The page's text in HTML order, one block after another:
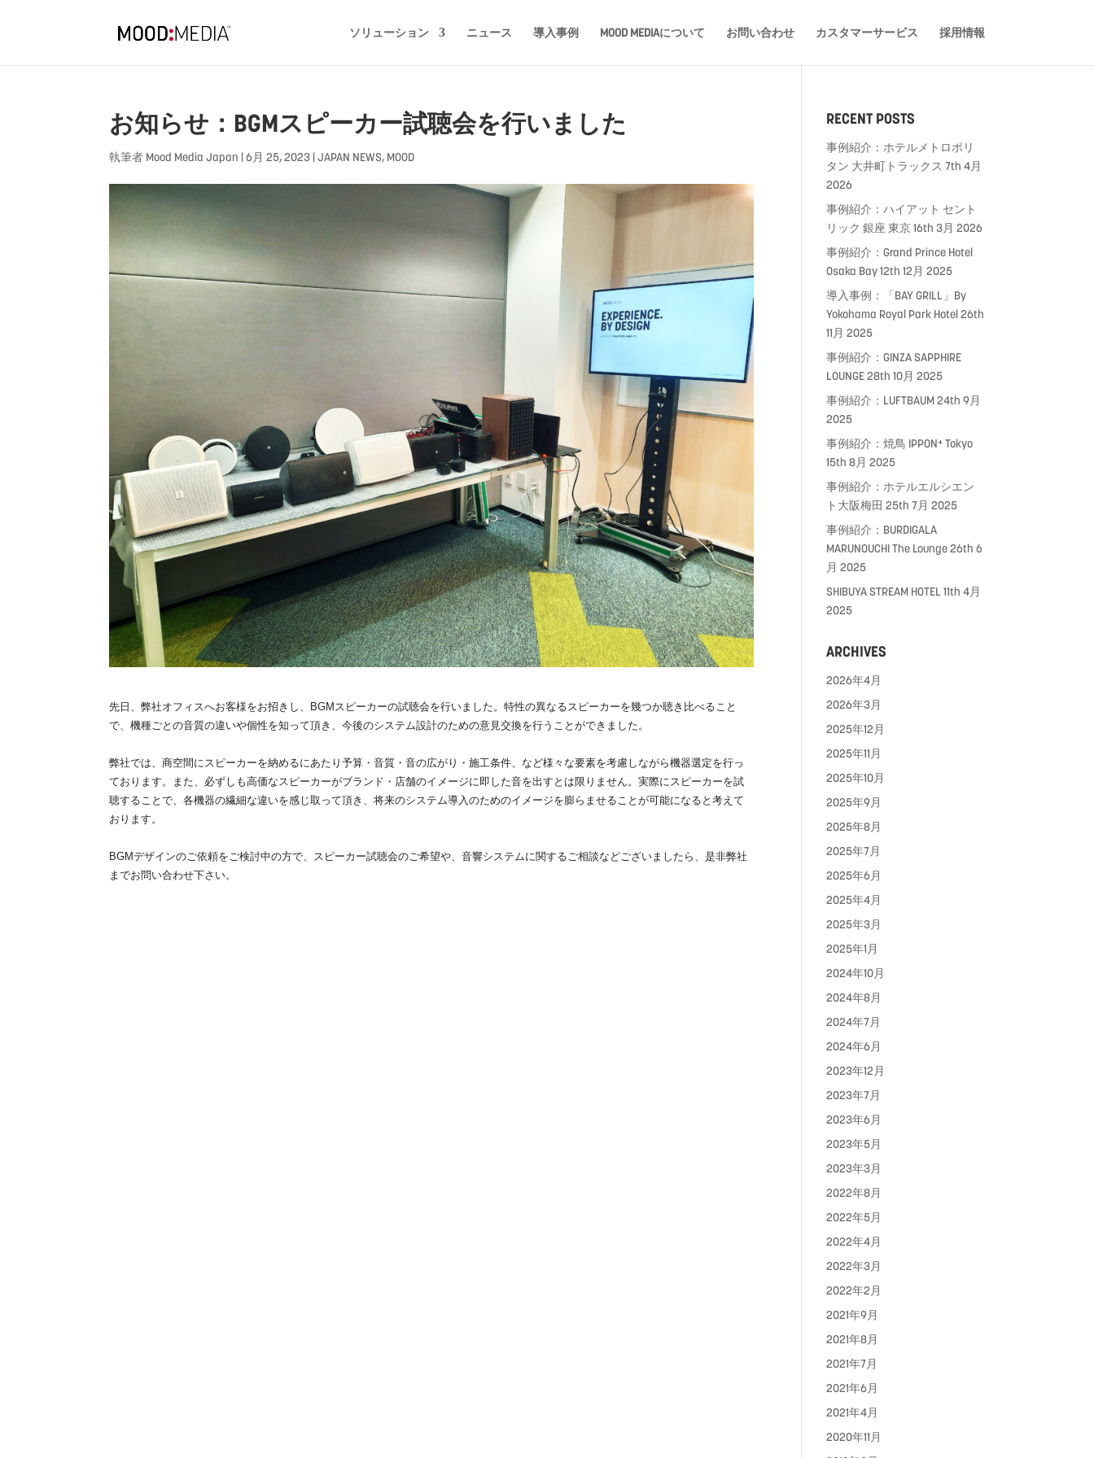
ソリューション ニュース 導入事例 MOOD MEDIAについて お問い合わせ カスタマーサービス 採用情報
お知らせ：BGMスピーカー試聴会を行いました
執筆者 Mood Media Japan |6月 25, 2023 |JAPAN NEWS, MOOD
先日、弊社オフィスへお客様をお招きし、BGMスピーカーの試聴会を行いました。特性の異なるスピーカーを幾つか聴き比べること
で、機種ごとの音質の違いや個性を知って頂き、今後のシステム設計のための意見交換を行うことができました。
弊社では、商空間にスピーカーを納めるにあたり予算・音質・音の広がり・施工条件、など様々な要素を考慮しながら機器選定を行っ
ております。また、必ずしも高価なスピーカーがブランド・店舗のイメージに即した音を出すとは限りません。実際にスピーカーを試
聴することで、各機器の繊細な違いを感じ取って頂き、将来のシステム導入のためのイメージを膨らませることが可能になると考えて
おります。
BGMデザインのご依頼をご検討中の方で、スピーカー試聴会のご希望や、音響システムに関するご相談などございましたら、是非弊社
までお問い合わせ下さい。
RECENT POSTS
事例紹介：ホテルメトロポリ
タン 大井町トラックス 7th 4月
2026
事例紹介：ハイアット セント
リック 銀座 東京16th 3月 2026
事例紹介：Grand Prince Hotel
Osaka Bay12th 12月 2025
導入事例：「BAY GRILL」By
Yokohama Royal Park Hotel26th
11月 2025
事例紹介：GINZA SAPPHIRE
LOUNGE28th 10月 2025
事例紹介：LUFTBAUM24th 9月
2025
事例紹介：焼鳥 IPPON⁺ Tokyo
15th 8月 2025
事例紹介：ホテルエルシエン
ト大阪梅田 25th 7月 2025
事例紹介：BURDIGALA
MARUNOUCHI The Lounge26th 6
月 2025
SHIBUYA STREAM HOTEL11th 4月
2025
ARCHIVES
2026年4月
2026年3月
2025年12月
2025年11月
2025年10月
2025年9月
2025年8月
2025年7月
2025年6月
2025年4月
2025年3月
2025年1月
2024年10月
2024年8月
2024年7月
2024年6月
2023年12月
2023年7月
2023年6月
2023年5月
2023年3月
2022年8月
2022年5月
2022年4月
2022年3月
2022年2月
2021年9月
2021年8月
2021年7月
2021年6月
2021年4月
2020年11月